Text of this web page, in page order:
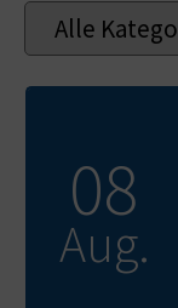
08
Aug.